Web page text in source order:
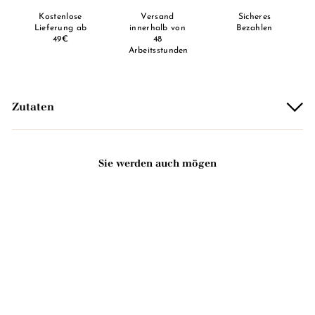
Kostenlose
Lieferung ab
49€
Versand
innerhalb von
48
Arbeitsstunden
Sicheres
Bezahlen
Zutaten
Sie werden auch mögen